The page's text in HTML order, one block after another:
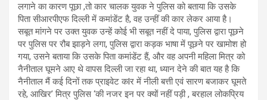
लगाने का कारण पूछा ,तो कार चालक युवक ने पुलिस को बताया कि उसके
पिता सीआरपीएफ दिल्ली में कमांडेंट है, वह उन्हीं की कार लेकर आया है।
सबूत मांगने पर उक्त युवक उन्हें कोई भी सबूत नहीं दे पाया, पुलिस द्वारा पूछने
पर पुलिस पर रौब झाड़ने लगा, पुलिस द्वारा कड़क भाषा में पूछने पर खामोश हो
गया, उसने बताया कि उसके पिता कमांडेंट हैं, और वह अपनी महिला मित्र को
नैनीताल घूमने आए थे वापस दिल्ली जा रहा था, ध्यान देने की बात यह है कि
नैनीताल मैं कई दिनों तक प्राइवेट कlर में नीली बत्ती एवं सारण बजाकर घूमते
रहे, आखिर’ मित्र पुलिस ‘की नजर इन पर क्यों नहीं पड़ी , बरहाल लोकप्रिय